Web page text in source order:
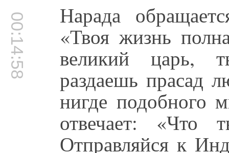
00:14:58 Нарада
«Твоя жизнь
великий царь,
раздаешь прасад
нигде подобного
отвечает: «Что
Отправляйся к